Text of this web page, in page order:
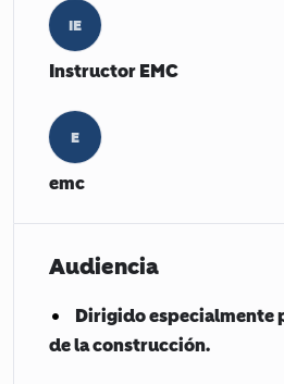
IE
Instructor EMC
E
emc
Audiencia
Dirigido especialmente
de la construcción.